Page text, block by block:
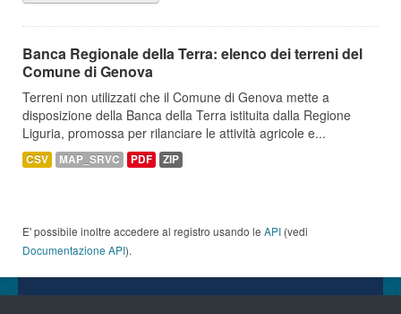
Banca Regionale della Terra: elenco dei terreni del
Comune di Genova
Terreni non utilizzati che il Comune di Genova mette a
disposizione della Banca della Terra istituita dalla Regione
Liguria, promossa per rilanciare le attività agricole e...
CSV MAP_SRVC PDF ZIP
E' possibile inoltre accedere al registro usando le API (vedi
Documentazione API).